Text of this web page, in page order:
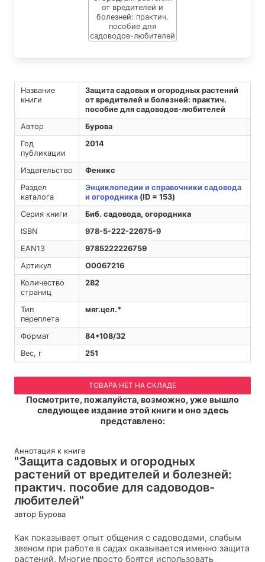
Название
книги
Защита садовых и огородных растений
от вредителей и болезней: практич.
пособие для садоводов-любителей
Автор
Бурова
Год
публикации
2014
Издательство
Феникс
Раздел
каталога
Энциклопедии и справочники садовода
и огородника(ID = 153)
Серия книги
Биб. садовода, огородника
ISBN
978-5-222-22675-9
EAN13
9785222226759
Артикул
O0067216
Количество
страниц
282
Тип
переплета
мяг.цел.*
Формат
84*108/32
Вес, г
251
ТОВАРА НЕТ НА СКЛАДЕ
Посмотрите, пожалуйста, возможно, уже вышло
следующее издание этой книги и оно здесь
представлено:
Аннотация к книге
"Защита садовых и огородных
растений от вредителей и болезней:
практич. пособие для садоводов-
любителей"
автор Бурова
Как показывает опыт общения с садоводами, слабым
звеном при работе в садах оказывается именно защита
растений. Многие просто боятся использовать